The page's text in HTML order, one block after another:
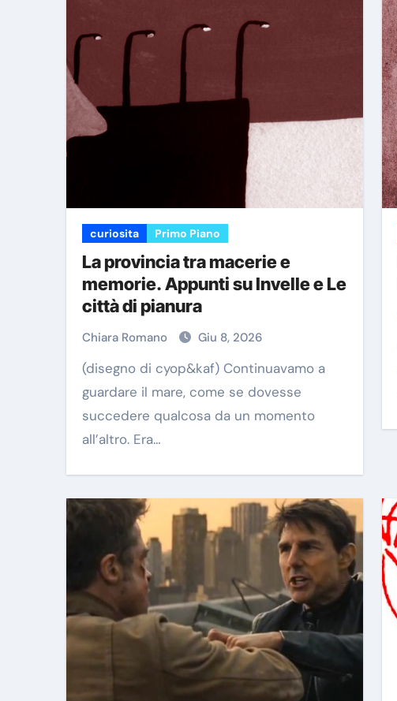
curiosita Primo Piano
La provincia tra macerie e
memorie. Appunti su Invelle e Le
città di pianura
Chiara Romano Giu 8, 2026
(disegno di cyop&kaf) Continuavamo a
guardare il mare, come se dovesse
succedere qualcosa da un momento
all’altro. Era…